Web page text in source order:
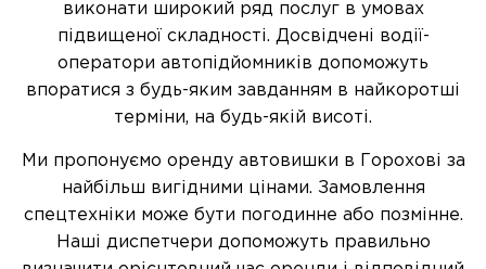
виконати широкий ряд послуг в умовах
підвищеної складності. Досвідчені водії-
оператори автопідйомників допоможуть
впоратися з будь-яким завданням в найкоротші
терміни, на будь-якій висоті.
Ми пропонуємо оренду автовишки в Горохові за
найбільш вигідними цінами. Замовлення
спецтехніки може бути погодинне або позмінне.
Наші диспетчери допоможуть правильно